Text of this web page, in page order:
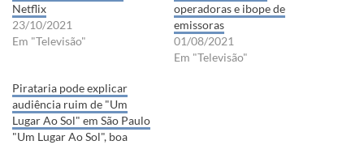
Netflix
23/10/2021
Em "Televisão"
operadoras e ibope de
emissoras
01/08/2021
Em "Televisão"
Pirataria pode explicar
audiência ruim de "Um
Lugar Ao Sol" em São Paulo
"Um Lugar Ao Sol", boa